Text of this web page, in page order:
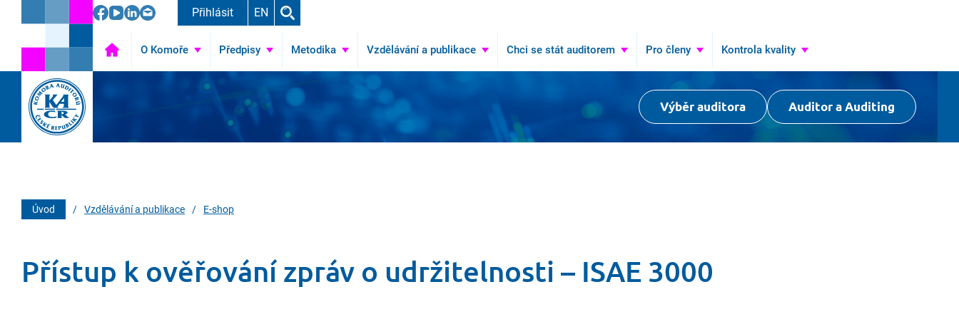
Přihlásit EN
Úvod
O Komoře Předpisy Metodika Vzdělávání a publikace Chci se stát auditorem Pro členy Kontrola kvality
Výběr auditora Auditor a Auditing
Úvod / Vzdělávání a publikace / E-shop
Přístup k ověřování zpráv o udržitelnosti – ISAE 3000